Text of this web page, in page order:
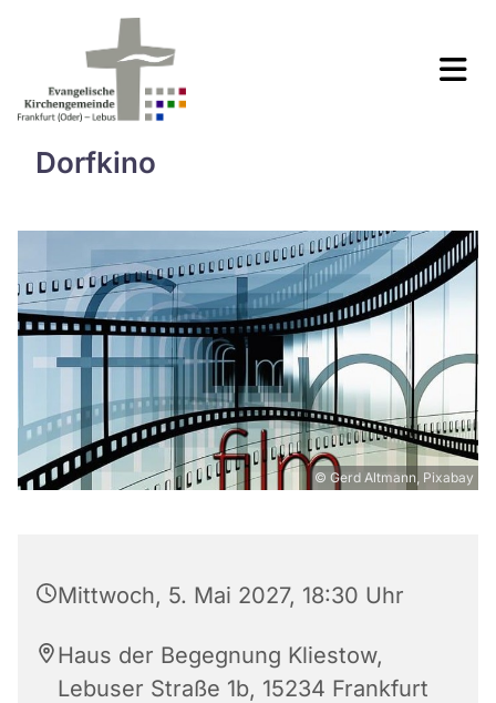
Dorfkino
© Gerd Altmann, Pixabay
Mittwoch, 5. Mai 2027, 18:30 Uhr
Haus der Begegnung Kliestow,
Lebuser Straße 1b, 15234 Frankfurt